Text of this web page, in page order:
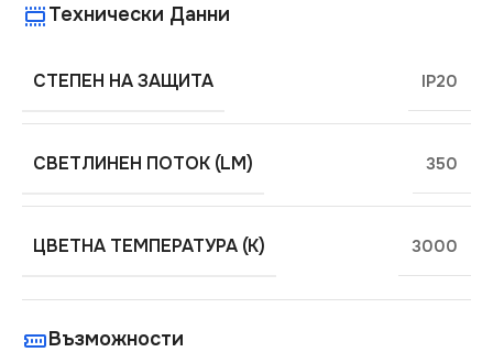
Технически Данни
СТЕПЕН НА ЗАЩИТА IP20
СВЕТЛИНЕН ПОТОК (LM) 350
ЦВЕТНА ТЕМПЕРАТУРА (K) 3000
Възможности